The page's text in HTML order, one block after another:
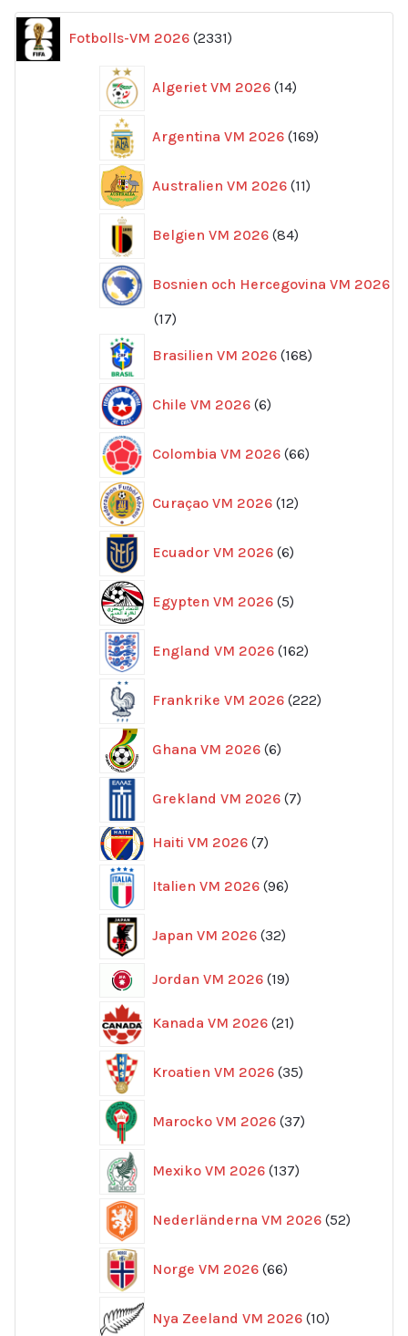
Fotbolls-VM 2026 2331
produkter
Algeriet VM 2026 14
produkter
Argentina VM 2026 169
produkter
Australien VM 2026 11
produkter
Belgien VM 2026 84
produkter
Bosnien och Hercegovina VM 2026
1717
Brasilien VM 2026 168
produkter
Chile VM 2026 6
produkter
Colombia VM 2026 66
produkter
Curaçao VM 2026 12
produkter
Ecuador VM 2026 6
produkter
Egypten VM 2026 5
produkter
England VM 2026 162
produkter
Frankrike VM 2026 222
produkter
Ghana VM 2026 6
produkter
Grekland VM 2026 7
produkter
Haiti VM 2026 77
Italien VM 2026 96
produkter
Japan VM 2026 32
produkter
Jordan VM 2026 1919
Kanada VM 2026 21
produkter
Kroatien VM 2026 35
produkter
Marocko VM 2026 37
produkter
Mexiko VM 2026 137
produkter
Nederländerna VM 2026 52
Norge VM 2026 66
produkter
Nya Zeeland VM 2026 10
produkter